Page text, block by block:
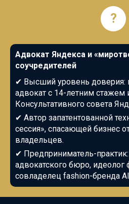
?
Адвокат Яндекса и
соучредителей
✔ Высший уровень доверия:
адвокат с 14-летним стажем
Консультативного совета
✔ Автор запатентованной
сессия», спасающей бизнес
владельцев.
✔ Предприниматель-
адвокатского бюро, идеолог
совладелец fashion-бренда